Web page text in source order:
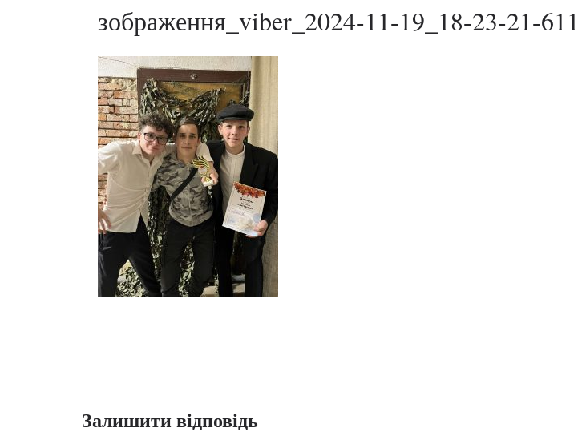
зображення_viber_2024-11-19_18-23-21-611
Залишити відповідь